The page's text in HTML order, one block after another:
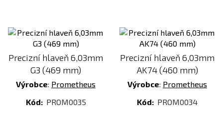
Precizní hlaveň 6,03mm
G3 (469 mm)
Výrobce: Prometheus
Kód: PROM0035
Precizní hlaveň 6,03mm
AK74 (460 mm)
Výrobce: Prometheus
Kód: PROM0034